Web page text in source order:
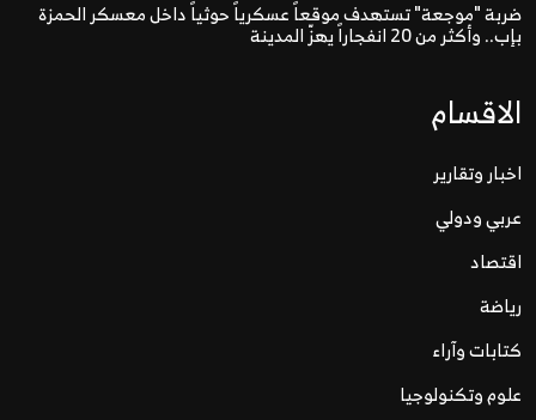
ضربة "موجعة" تستهدف موقعاً عسكرياً حوثياً داخل معسكر الحمزة
بإب.. وأكثر من 20 انفجاراً يهزّ المدينة
الاقسام
اخبار وتقارير
عربي ودولي
اقتصاد
رياضة
كتابات وآراء
علوم وتكنولوجيا